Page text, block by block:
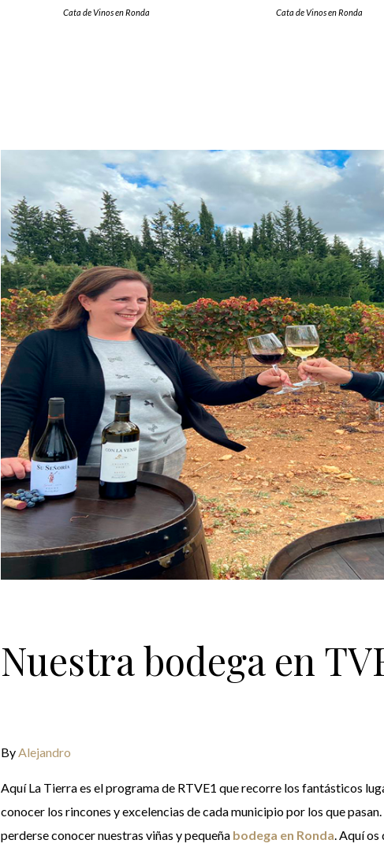
Cata de Vinos en Ronda Cata de Vinos en Ronda
Nuestra bodega en
ByAlejandro
Aquí La Tierra es el programa de RTVE1 que recorre los fantásticos
conocer los rincones y excelencias de cada municipio por los que
perderse conocer nuestras viñas y pequeña bodega en Ronda. Aquí os